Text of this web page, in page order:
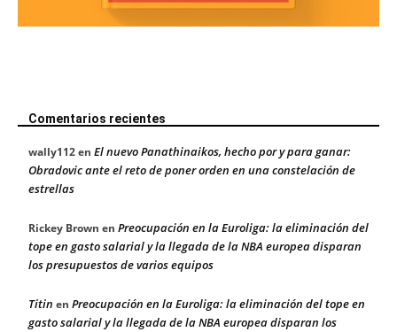
Comentarios recientes
wally112en El nuevo Panathinaikos, hecho por y para ganar:
Obradovic ante el reto de poner orden en una constelación de
estrellas
Rickey Brown en Preocupación en la Euroliga: la eliminación del
tope en gasto salarial y la llegada de la NBA europea disparan
los presupuestos de varios equipos
Titin en Preocupación en la Euroliga: la eliminación del tope en
gasto salarial y la llegada de la NBA europea disparan los